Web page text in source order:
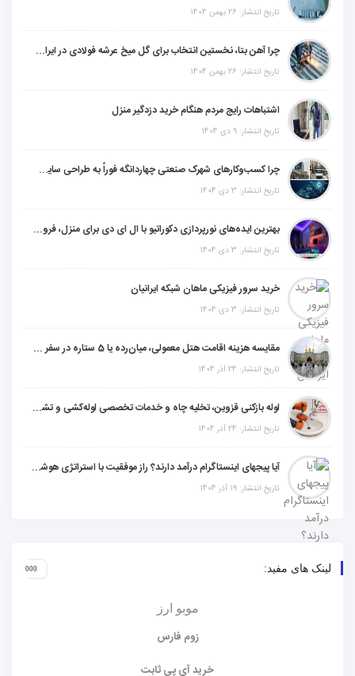
تاریخ انتشار: 26 بهمن 1404
چرا آهن بتا، نخستین انتخاب برای گل میخ عرشه فولادی در ایران است؟
تاریخ انتشار: 26 بهمن 1404
اشتباهات رایج مردم هنگام خرید دزدگیر منزل
تاریخ انتشار: 9 دی 1404
چرا کسب‌وکارهای شهرک صنعتی چهاردانگه فوراً به طراحی سایت نیاز دارند؟
تاریخ انتشار: 3 دی 1404
بهترین ایده‌های نورپردازی دکوراتیو با ال ای دی برای منزل، فروشگاه و دفتر کار
تاریخ انتشار: 3 دی 1404
خرید سرور فیزیکی ماهان شبکه ایرانیان
تاریخ انتشار: 3 دی 1404
مقایسه هزینه اقامت هتل معمولی، میان‌رده یا 5 ستاره در سفر زیارتی عراق
تاریخ انتشار: 24 آذر 1404
لوله بازکنی قزوین، تخلیه چاه و خدمات تخصصی لوله‌کشی و تشخیص ترکیدگی
تاریخ انتشار: 24 آذر 1404
آیا پیجهای اینستاگرام درآمد دارند؟ راز موفقیت با استراتژی هوشمندانه
تاریخ انتشار: 19 آذر 1404
لینک های مفید:
موبو ارز
زوم فارس
خرید آی پی ثابت